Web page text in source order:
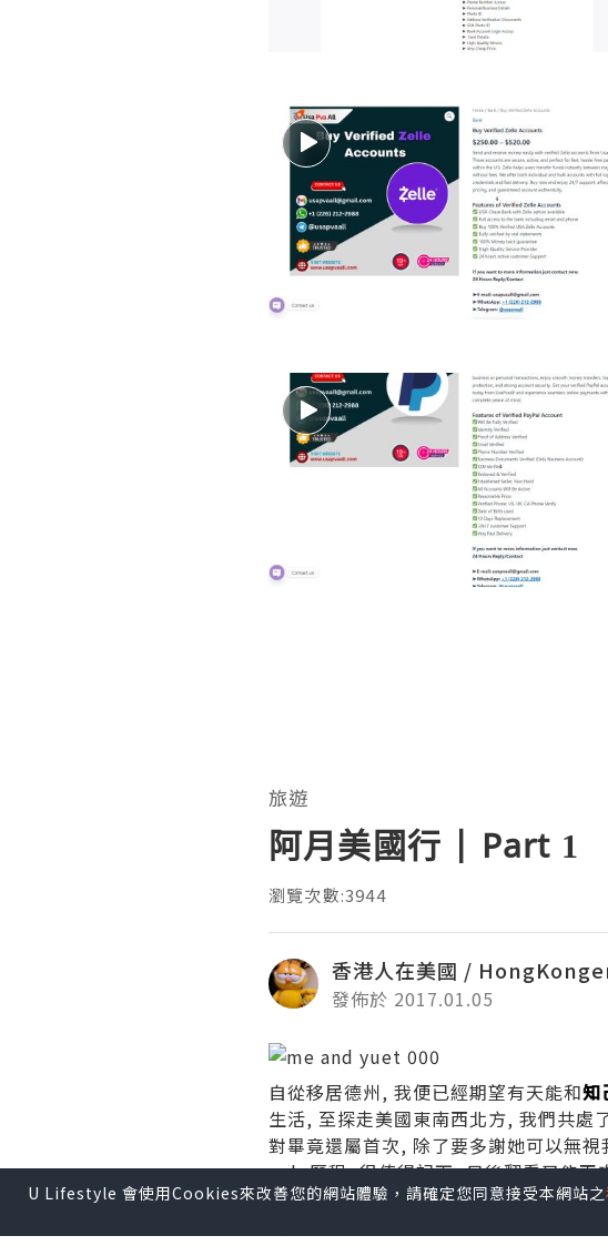
U Lifestyle 會使用Cookies來改善您的網站體驗，請確定您同意接受本網站之
旅遊
阿月美國行 | Part 1
瀏覽次數:3944
香港人在美國 /
發佈於 2017.01.05
自從移居德州, 我便已經期望有天能和知
生活, 至探走美國東南西北方, 我們共處
對畢竟還屬首次, 除了要多謝她可以無
yolo歷程, 很值得記下, 日後翻看又能再
阿月和月妹在香港坐14+小時直
YAY!!